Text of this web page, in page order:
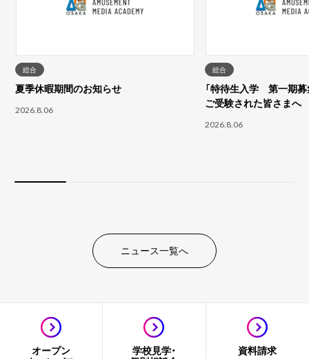
総合
夏季休暇期間のお知らせ
2026.8.06
総合
「特待生入学 第一期募
ご受験された皆さまへ
2026.8.06
ニュース一覧へ
オープン
学校見学・
資料請求